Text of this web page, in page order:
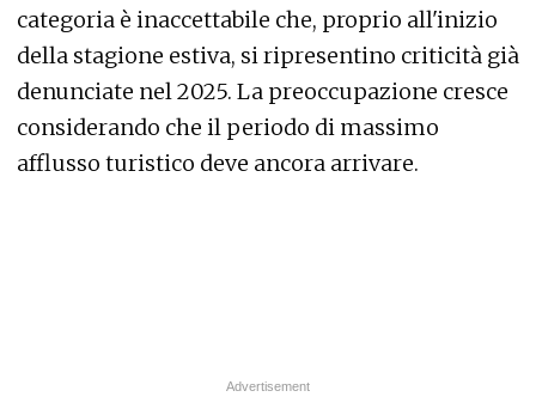
categoria è inaccettabile che, proprio all'inizio
della stagione estiva, si ripresentino criticità già
denunciate nel 2025. La preoccupazione cresce
considerando che il periodo di massimo
afflusso turistico deve ancora arrivare.